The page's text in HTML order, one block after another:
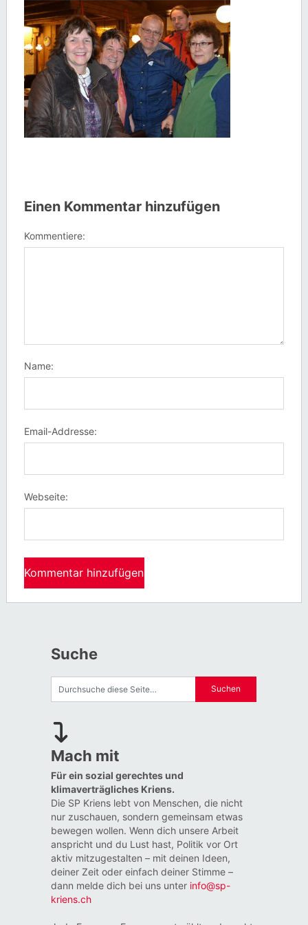
Einen Kommentar hinzufügen
Kommentiere:
Name:
Email-Addresse:
Webseite:
Suche
Mach mit
Für ein sozial gerechtes und
klimaverträgliches Kriens.
Die SP Kriens lebt von Menschen, die nicht
nur zuschauen, sondern gemeinsam etwas
bewegen wollen. Wenn dich unsere Arbeit
anspricht und du Lust hast, Politik vor Ort
aktiv mitzugestalten – mit deinen Ideen,
deiner Zeit oder einfach deiner Stimme –
dann melde dich bei uns unter info@sp-
kriens.ch